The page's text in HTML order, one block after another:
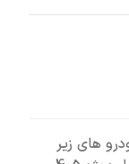
خودرو های زیر